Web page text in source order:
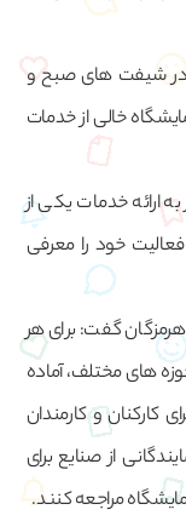
در شیفت های صبح و
خالی از خدمات
ارائه خدمات یکی از
خود را معرفی
گفت: برای هر
های مختلف، آماده
کارکنان و کارمندان
از صنایع برای
مراجعه کنند.